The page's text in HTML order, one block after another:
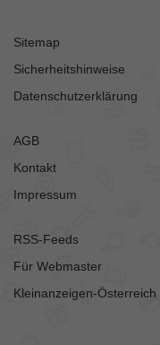
Sitemap
Sicherheitshinweise
Datenschutzerklärung
AGB
Kontakt
Impressum
RSS-Feeds
Für Webmaster
Kleinanzeigen-Österreich